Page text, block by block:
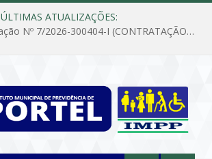
ÚLTIMAS ATUALIZAÇÕES:
Dispensa de Licitação Nº 7/2026-300404-I (CONTRATAÇÃO DE EMPRESA PARA MANUTENÇÃO E REPARAÇÃO DE APARELHOS DE AR CONDICIONADO, EM ATENDIMENTO ÀS NECESSIDADES DO INSTITUTO DE PREVIDÊNCIA MUNICIPAL DE PORTEL/PA)